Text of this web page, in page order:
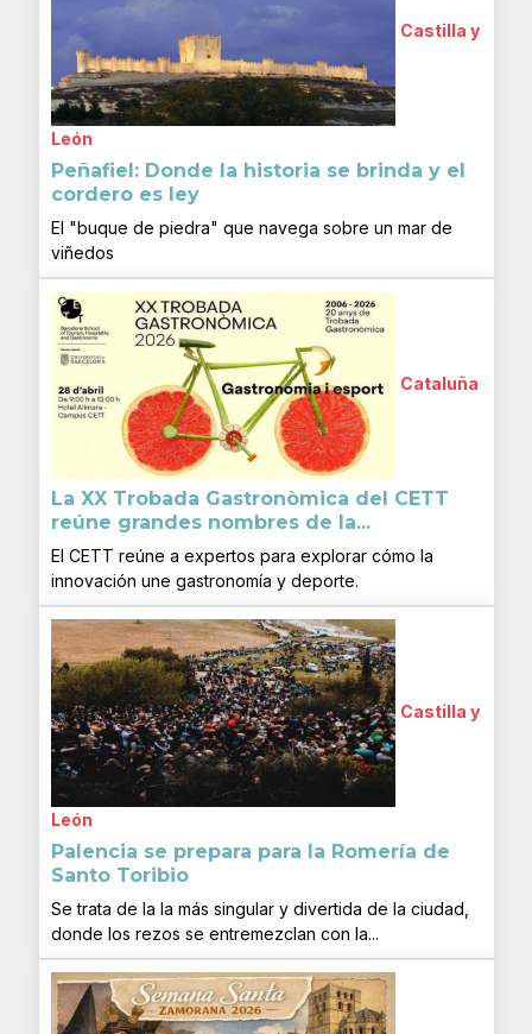
Castilla y
León
Peñafiel: Donde la historia se brinda y el
cordero es ley
El "buque de piedra" que navega sobre un mar de
viñedos
Cataluña
La XX Trobada Gastronòmica del CETT
reúne grandes nombres de la...
El CETT reúne a expertos para explorar cómo la
innovación une gastronomía y deporte.
Castilla y
León
Palencia se prepara para la Romería de
Santo Toribio
Se trata de la la más singular y divertida de la ciudad,
donde los rezos se entremezclan con la...